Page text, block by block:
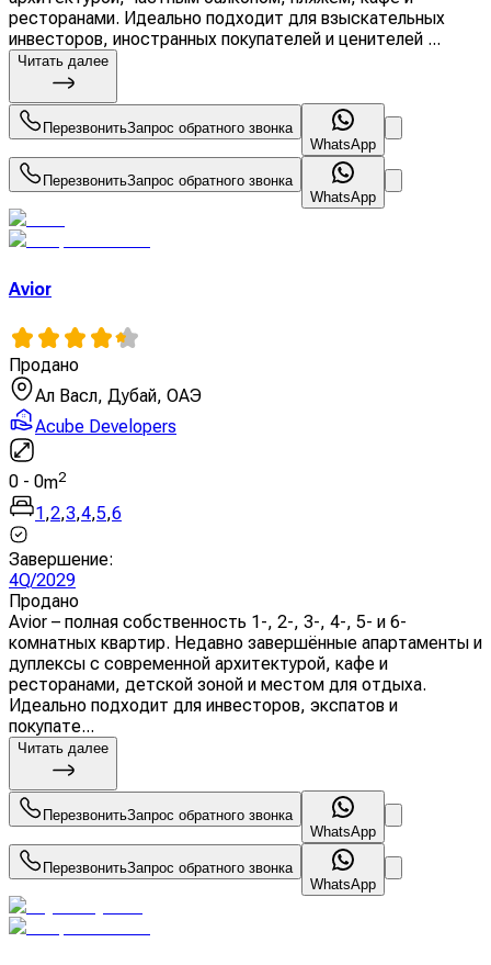
ресторанами. Идеально подходит для взыскательных
инвесторов, иностранных покупателей и ценителей ...
Читать далее
ПерезвонитьЗапрос обратного звонка
WhatsApp
ПерезвонитьЗапрос обратного звонка
WhatsApp
Avior
Продано
Ал Васл, Дубай, ОАЭ
Acube Developers
0 - 0m2
1,2,3,4,5,6
Завершение:
4Q/2029
Продано
Avior – полная собственность 1-, 2-, 3-, 4-, 5- и 6-
комнатных квартир. Недавно завершённые апартаменты и
дуплексы с современной архитектурой, кафе и
ресторанами, детской зоной и местом для отдыха.
Идеально подходит для инвесторов, экспатов и
покупате...
Читать далее
ПерезвонитьЗапрос обратного звонка
WhatsApp
ПерезвонитьЗапрос обратного звонка
WhatsApp